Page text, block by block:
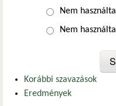
Nem
Nem
Korábbi szavazások
Eredmények